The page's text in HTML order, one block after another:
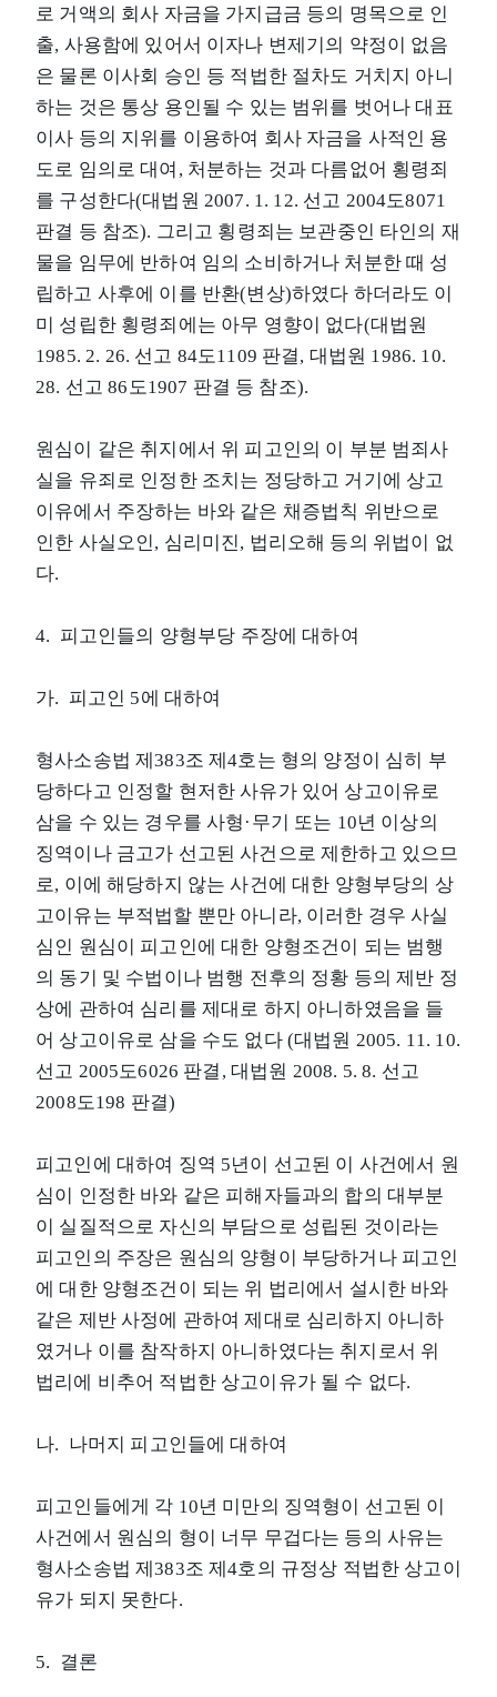
로 거액의 회사 자금을 가지급금 등의 명목으로 인
출, 사용함에 있어서 이자나 변제기의 약정이 없음
은 물론 이사회 승인 등 적법한 절차도 거치지 아니
하는 것은 통상 용인될 수 있는 범위를 벗어나 대표
이사 등의 지위를 이용하여 회사 자금을 사적인 용
도로 임의로 대여, 처분하는 것과 다름없어 횡령죄
를 구성한다(대법원 2007. 1. 12. 선고 2004도8071
판결 등 참조). 그리고 횡령죄는 보관중인 타인의 재
물을 임무에 반하여 임의 소비하거나 처분한 때 성
립하고 사후에 이를 반환(변상)하였다 하더라도 이
미 성립한 횡령죄에는 아무 영향이 없다(대법원
1985. 2. 26. 선고 84도1109 판결, 대법원 1986. 10.
28. 선고 86도1907 판결 등 참조).
원심이 같은 취지에서 위 피고인의 이 부분 범죄사
실을 유죄로 인정한 조치는 정당하고 거기에 상고
이유에서 주장하는 바와 같은 채증법칙 위반으로
인한 사실오인, 심리미진, 법리오해 등의 위법이 없
다.
4. 피고인들의 양형부당 주장에 대하여
가. 피고인 5에 대하여
형사소송법 제383조 제4호는 형의 양정이 심히 부
당하다고 인정할 현저한 사유가 있어 상고이유로
삼을 수 있는 경우를 사형·무기 또는 10년 이상의
징역이나 금고가 선고된 사건으로 제한하고 있으므
로, 이에 해당하지 않는 사건에 대한 양형부당의 상
고이유는 부적법할 뿐만 아니라, 이러한 경우 사실
심인 원심이 피고인에 대한 양형조건이 되는 범행
의 동기 및 수법이나 범행 전후의 정황 등의 제반 정
상에 관하여 심리를 제대로 하지 아니하였음을 들
어 상고이유로 삼을 수도 없다 (대법원 2005. 11. 10.
선고 2005도6026 판결, 대법원 2008. 5. 8. 선고
2008도198 판결)
피고인에 대하여 징역 5년이 선고된 이 사건에서 원
심이 인정한 바와 같은 피해자들과의 합의 대부분
이 실질적으로 자신의 부담으로 성립된 것이라는
피고인의 주장은 원심의 양형이 부당하거나 피고인
에 대한 양형조건이 되는 위 법리에서 설시한 바와
같은 제반 사정에 관하여 제대로 심리하지 아니하
였거나 이를 참작하지 아니하였다는 취지로서 위
법리에 비추어 적법한 상고이유가 될 수 없다.
나. 나머지 피고인들에 대하여
피고인들에게 각 10년 미만의 징역형이 선고된 이
사건에서 원심의 형이 너무 무겁다는 등의 사유는
형사소송법 제383조 제4호의 규정상 적법한 상고이
유가 되지 못한다.
5. 결론